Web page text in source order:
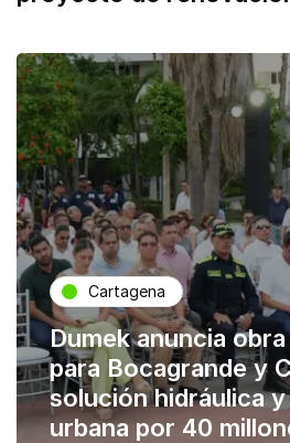
Cartagena
Dumek anuncia
para Bocagrande y
solución hidráulica
urbana por 40